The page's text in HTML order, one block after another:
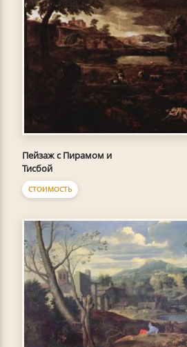
Пейзаж с Пирамом и
Тисбой
СТОИМОСТЬ